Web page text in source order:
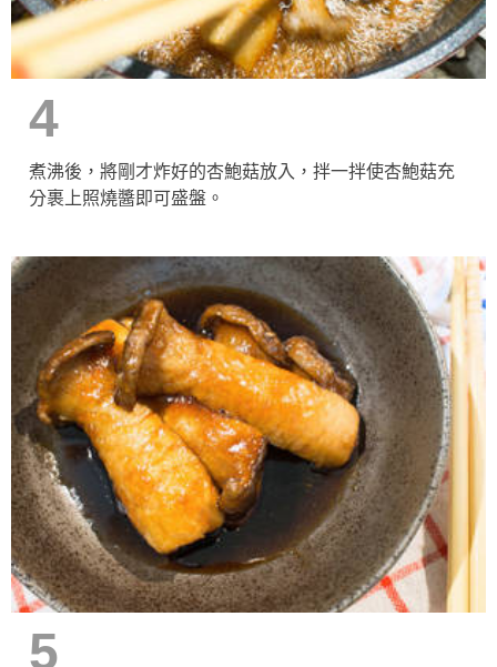
4
煮沸後，將剛才炸好的杏鮑菇放入，拌一拌使杏鮑菇充
分裹上照燒醬即可盛盤。
5